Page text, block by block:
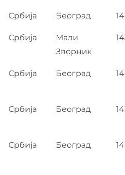
Србија Београд
Србија
Мали
Зворник
Србија Београд
Србија Београд
Србија Београд